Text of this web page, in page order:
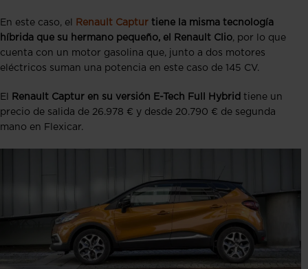
En este caso, el Renault Captur tiene la misma tecnología
híbrida que su hermano pequeño, el Renault Clio, por lo que
cuenta con un motor gasolina que, junto a dos motores
eléctricos suman una potencia en este caso de 145 CV.
El Renault Captur en su versión E-Tech Full Hybrid tiene un
precio de salida de 26.978 € y desde 20.790 € de segunda
mano en Flexicar.